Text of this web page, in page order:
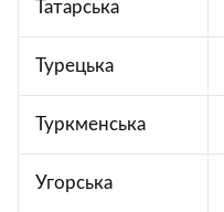
Татарська
Турецька
Туркменська
Угорська